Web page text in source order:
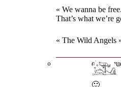
« We wanna be
That’s what we’re
« The Wild Angels
🙂